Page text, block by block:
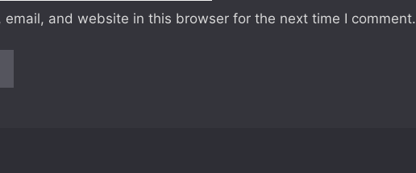
email, and website in this browser for the next time I comment.